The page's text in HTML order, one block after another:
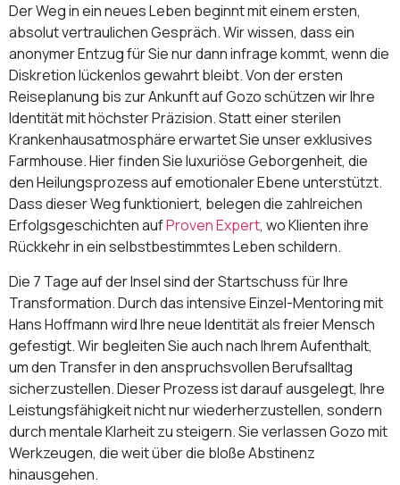
Der Weg in ein neues Leben beginnt mit einem ersten,
absolut vertraulichen Gespräch. Wir wissen, dass ein
anonymer Entzug für Sie nur dann infrage kommt, wenn die
Diskretion lückenlos gewahrt bleibt. Von der ersten
Reiseplanung bis zur Ankunft auf Gozo schützen wir Ihre
Identität mit höchster Präzision. Statt einer sterilen
Krankenhausatmosphäre erwartet Sie unser exklusives
Farmhouse. Hier finden Sie luxuriöse Geborgenheit, die
den Heilungsprozess auf emotionaler Ebene unterstützt.
Dass dieser Weg funktioniert, belegen die zahlreichen
Erfolgsgeschichten aufProven Expert, wo Klienten ihre
Rückkehr in ein selbstbestimmtes Leben schildern.
Die 7 Tage auf der Insel sind der Startschuss für Ihre
Transformation. Durch das intensive Einzel-Mentoring mit
Hans Hoffmann wird Ihre neue Identität als freier Mensch
gefestigt. Wir begleiten Sie auch nach Ihrem Aufenthalt,
um den Transfer in den anspruchsvollen Berufsalltag
sicherzustellen. Dieser Prozess ist darauf ausgelegt, Ihre
Leistungsfähigkeit nicht nur wiederherzustellen, sondern
durch mentale Klarheit zu steigern. Sie verlassen Gozo mit
Werkzeugen, die weit über die bloße Abstinenz
hinausgehen.